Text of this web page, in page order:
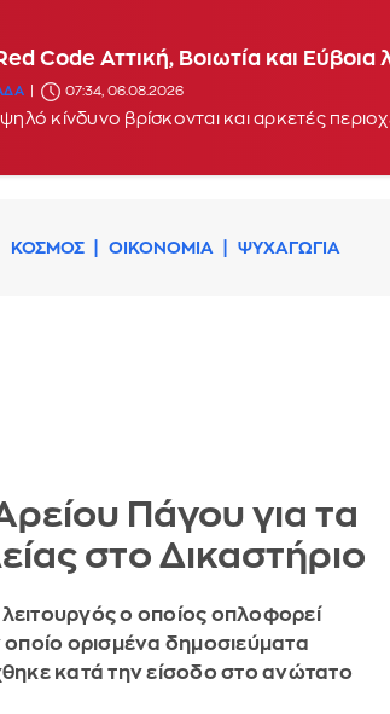
Code Αττική, Βοιωτία και
07:34, 06.08.2026
κίνδυνο βρίσκονται και αρκετές
ΚΟΣΜΟΣ ΟΙΚΟΝΟΜΙΑ ΨΥΧΑΓΩΓΙΑ
Πάγου για τα
στο Δικαστήριο
ο οποίος οπλοφορεί
ορισμένα δημοσιεύματα
κατά την είσοδο στο ανώτατο